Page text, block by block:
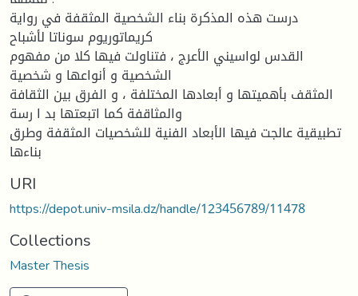
درست هذه المذكرة بناء الشخصیة المثقفة في روایة
كریماتوریوم سوناتا لأشباح
القدس لواسیني الأعرج ، فتناولت فیها كلا من مفهوم
الشخصیة و أنواعها و شخصیة
المثقف بأهمیتها و أبعادها المختلفة ، و الفرق بین الثقافة
والمثاقفة كما اتبعتها بد ا رسة
تطبیقیة عالجت فیها الأبعاد الفنیة للشخصیات المثقفة وطرق
بناءها
URI
https://depot.univ-msila.dz/handle/123456789/11478
Collections
Master Thesis